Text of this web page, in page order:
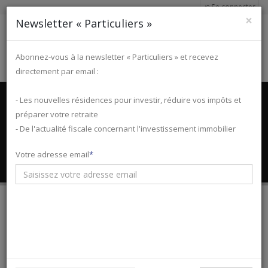
Se connecter
Programme L'ECRIN DE LA MARQUE
Investissement Pinel à
Willems (Nord - 59)
L'ECRIN DE LA MARQUE
×
Newsletter « Particuliers »
Abonnez-vous à la newsletter « Particuliers » et recevez
directement par email :
- Les nouvelles résidences pour investir, réduire vos impôts et
préparer votre retraite
- De l'actualité fiscale concernant l'investissement immobilier
Votre adresse email